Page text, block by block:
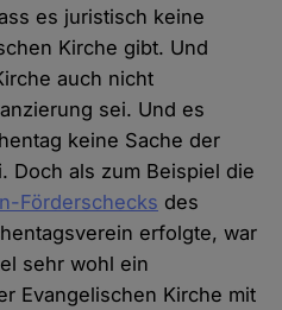
es juristisch keine
Kirche gibt. Und
auch nicht
sei. Und es
keine Sache der
Doch als zum Beispiel die
Förderschecks des
erfolgte, war
sehr wohl ein
Evangelischen Kirche mit